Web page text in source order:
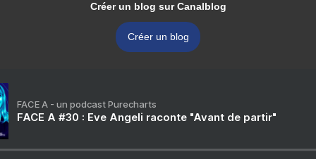
Créer un blog sur Canalblog
Créer un blog
FACE A - un podcast Purecharts
FACE A #30 : Eve Angeli raconte "Avant de partir"